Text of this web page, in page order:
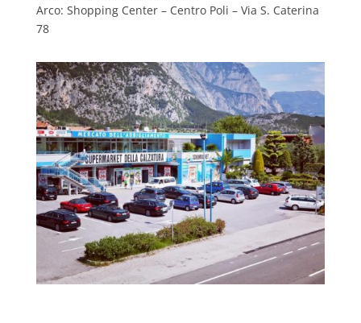
Arco: Shopping Center – Centro Poli – Via S. Caterina
78